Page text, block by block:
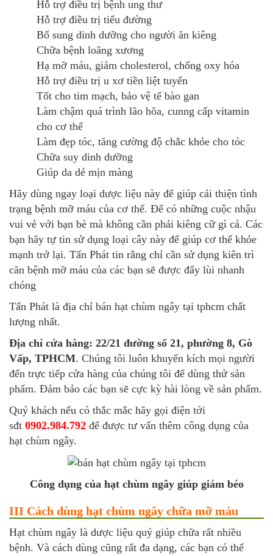
Hỗ trợ điều trị bệnh ung thư
Hỗ trợ điều trị tiểu đường
Bổ sung dinh dưỡng cho người ăn kiêng
Chữa bệnh loãng xương
Hạ mỡ máu, giảm cholesterol, chống oxy hóa
Hỗ trợ điều trị u xơ tiền liệt tuyến
Tốt cho tim mạch, bảo vệ tế bào gan
Làm chậm quá trình lão hõa, cunng cấp vitamin
cho cơ thể
Làm đẹp tóc, tăng cường độ chắc khỏe cho tóc
Chữa suy dinh dưỡng
Giúp da dẻ mịn màng
Hãy dùng ngay loại dược liệu này để giúp cải thiện tình
trạng bệnh mỡ máu của cơ thể. Để có những cuộc nhậu
vui vẻ với bạn bè mà không cần phải kiêng cữ gì cả. Các
bạn hãy tự tin sử dụng loại cây này để giúp cơ thể khỏe
mạnh trở lại. Tấn Phát tin rằng chỉ cần sử dụng kiên trì
căn bệnh mỡ máu của các bạn sẽ được đẩy lùi nhanh
chóng
Tấn Phát là địa chỉ bán hạt chùm ngây tại tphcm chất
lượng nhất.
Địa chỉ cửa hàng: 22/21 đường số 21, phường 8, Gò
Vấp, TPHCM. Chúng tôi luôn khuyến kích mọi người
đến trực tiếp cửa hàng của chúng tôi để dùng thử sản
phẩm. Đảm bảo các bạn sẽ cực kỳ hài lòng về sản phẩm.
Quý khách nếu có thắc mắc hãy gọi điện tới
sđt 0902.984.792 để được tư vấn thêm công dụng của
hạt chùm ngây.
Công dụng của hạt chùm ngây giúp giảm béo
III Cách dùng hạt chùm ngây chữa mỡ máu
Hạt chùm ngây là dược liệu quý giúp chữa rất nhiều
bệnh. Và cách dùng cũng rất đa dạng, các bạn có thể